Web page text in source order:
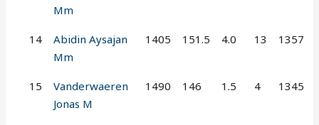
Mm
14
Abidin Aysajan
Mm
1405 151.5 4.0 13 1357
15
Vanderwaeren
Jonas M
1490 146 1.5 4 1345